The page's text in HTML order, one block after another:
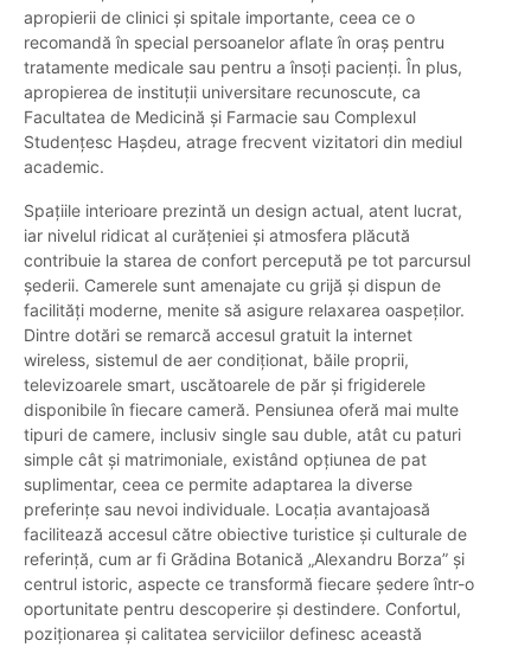
apropierii de clinici și spitale importante, ceea ce o
recomandă în special persoanelor aflate în oraș pentru
tratamente medicale sau pentru a însoți pacienți. În plus,
apropierea de instituții universitare recunoscute, ca
Facultatea de Medicină și Farmacie sau Complexul
Studențesc Hașdeu, atrage frecvent vizitatori din mediul
academic.
Spațiile interioare prezintă un design actual, atent lucrat,
iar nivelul ridicat al curățeniei și atmosfera plăcută
contribuie la starea de confort percepută pe tot parcursul
șederii. Camerele sunt amenajate cu grijă și dispun de
facilități moderne, menite să asigure relaxarea oaspeților.
Dintre dotări se remarcă accesul gratuit la internet
wireless, sistemul de aer condiționat, băile proprii,
televizoarele smart, uscătoarele de păr și frigiderele
disponibile în fiecare cameră. Pensiunea oferă mai multe
tipuri de camere, inclusiv single sau duble, atât cu paturi
simple cât și matrimoniale, existând opțiunea de pat
suplimentar, ceea ce permite adaptarea la diverse
preferințe sau nevoi individuale. Locația avantajoasă
facilitează accesul către obiective turistice și culturale de
referință, cum ar fi Grădina Botanică „Alexandru Borza” și
centrul istoric, aspecte ce transformă fiecare ședere într-o
oportunitate pentru descoperire și destindere. Confortul,
poziționarea și calitatea serviciilor definesc această